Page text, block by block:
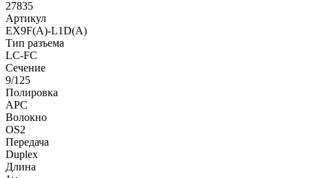
27835
Артикул
EX9F(A)-L1D(A)
Тип разъема
LC-FC
Сечение
9/125
Полировка
APC
Волокно
OS2
Передача
Duplex
Длина